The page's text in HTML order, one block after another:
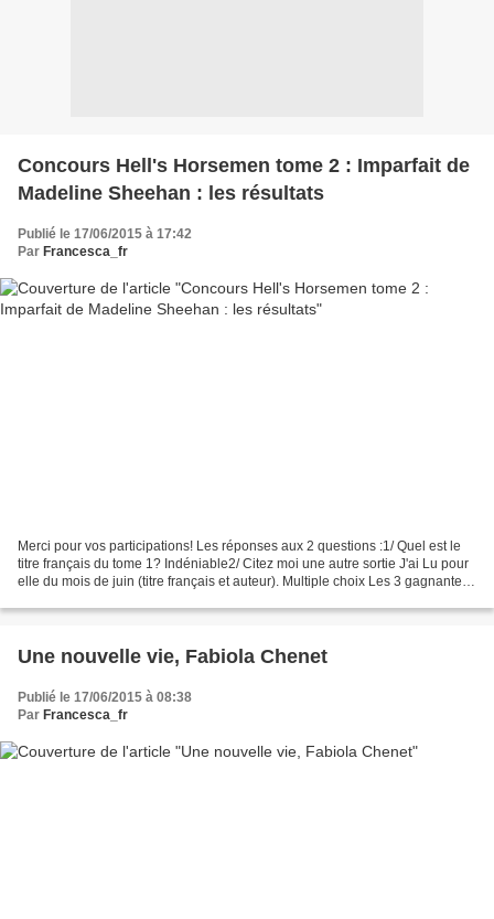
Concours Hell's Horsemen tome 2 : Imparfait de
Madeline Sheehan : les résultats
Publié le 17/06/2015 à 17:42
Par Francesca_fr
Merci pour vos participations! Les réponses aux 2 questions :1/ Quel est le
titre français du tome 1? Indéniable2/ Citez moi une autre sortie J'ai Lu pour
elle du mois de juin (titre français et auteur). Multiple choix Les 3 gagnantes
Une nouvelle vie, Fabiola Chenet
Publié le 17/06/2015 à 08:38
Par Francesca_fr